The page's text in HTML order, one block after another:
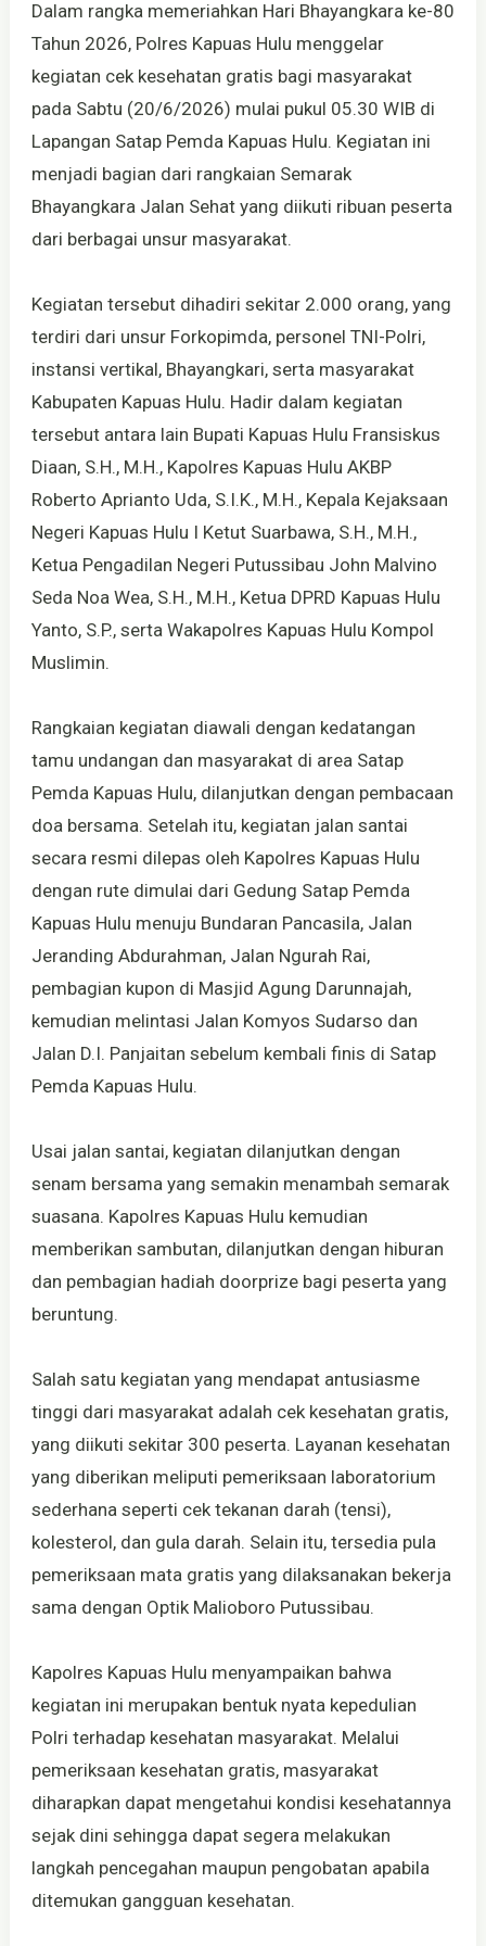
Dalam rangka memeriahkan Hari Bhayangkara ke-80
Tahun 2026, Polres Kapuas Hulu menggelar
kegiatan cek kesehatan gratis bagi masyarakat
pada Sabtu (20/6/2026) mulai pukul 05.30 WIB di
Lapangan Satap Pemda Kapuas Hulu. Kegiatan ini
menjadi bagian dari rangkaian Semarak
Bhayangkara Jalan Sehat yang diikuti ribuan peserta
dari berbagai unsur masyarakat.
Kegiatan tersebut dihadiri sekitar 2.000 orang, yang
terdiri dari unsur Forkopimda, personel TNI-Polri,
instansi vertikal, Bhayangkari, serta masyarakat
Kabupaten Kapuas Hulu. Hadir dalam kegiatan
tersebut antara lain Bupati Kapuas Hulu Fransiskus
Diaan, S.H., M.H., Kapolres Kapuas Hulu AKBP
Roberto Aprianto Uda, S.I.K., M.H., Kepala Kejaksaan
Negeri Kapuas Hulu I Ketut Suarbawa, S.H., M.H.,
Ketua Pengadilan Negeri Putussibau John Malvino
Seda Noa Wea, S.H., M.H., Ketua DPRD Kapuas Hulu
Yanto, S.P., serta Wakapolres Kapuas Hulu Kompol
Muslimin.
Rangkaian kegiatan diawali dengan kedatangan
tamu undangan dan masyarakat di area Satap
Pemda Kapuas Hulu, dilanjutkan dengan pembacaan
doa bersama. Setelah itu, kegiatan jalan santai
secara resmi dilepas oleh Kapolres Kapuas Hulu
dengan rute dimulai dari Gedung Satap Pemda
Kapuas Hulu menuju Bundaran Pancasila, Jalan
Jeranding Abdurahman, Jalan Ngurah Rai,
pembagian kupon di Masjid Agung Darunnajah,
kemudian melintasi Jalan Komyos Sudarso dan
Jalan D.I. Panjaitan sebelum kembali finis di Satap
Pemda Kapuas Hulu.
Usai jalan santai, kegiatan dilanjutkan dengan
senam bersama yang semakin menambah semarak
suasana. Kapolres Kapuas Hulu kemudian
memberikan sambutan, dilanjutkan dengan hiburan
dan pembagian hadiah doorprize bagi peserta yang
beruntung.
Salah satu kegiatan yang mendapat antusiasme
tinggi dari masyarakat adalah cek kesehatan gratis,
yang diikuti sekitar 300 peserta. Layanan kesehatan
yang diberikan meliputi pemeriksaan laboratorium
sederhana seperti cek tekanan darah (tensi),
kolesterol, dan gula darah. Selain itu, tersedia pula
pemeriksaan mata gratis yang dilaksanakan bekerja
sama dengan Optik Malioboro Putussibau.
Kapolres Kapuas Hulu menyampaikan bahwa
kegiatan ini merupakan bentuk nyata kepedulian
Polri terhadap kesehatan masyarakat. Melalui
pemeriksaan kesehatan gratis, masyarakat
diharapkan dapat mengetahui kondisi kesehatannya
sejak dini sehingga dapat segera melakukan
langkah pencegahan maupun pengobatan apabila
ditemukan gangguan kesehatan.